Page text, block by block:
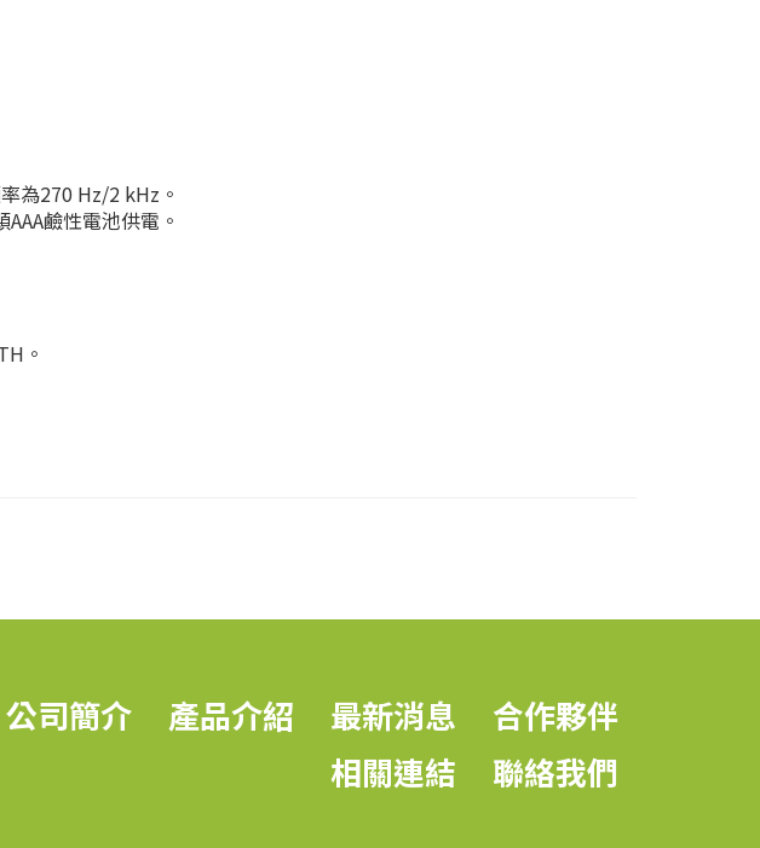
為270 Hz/2 kHz。
鹼性電池供電。
。
公司簡介 產品介紹 最新消息
合作夥伴
相關連結
聯絡我們